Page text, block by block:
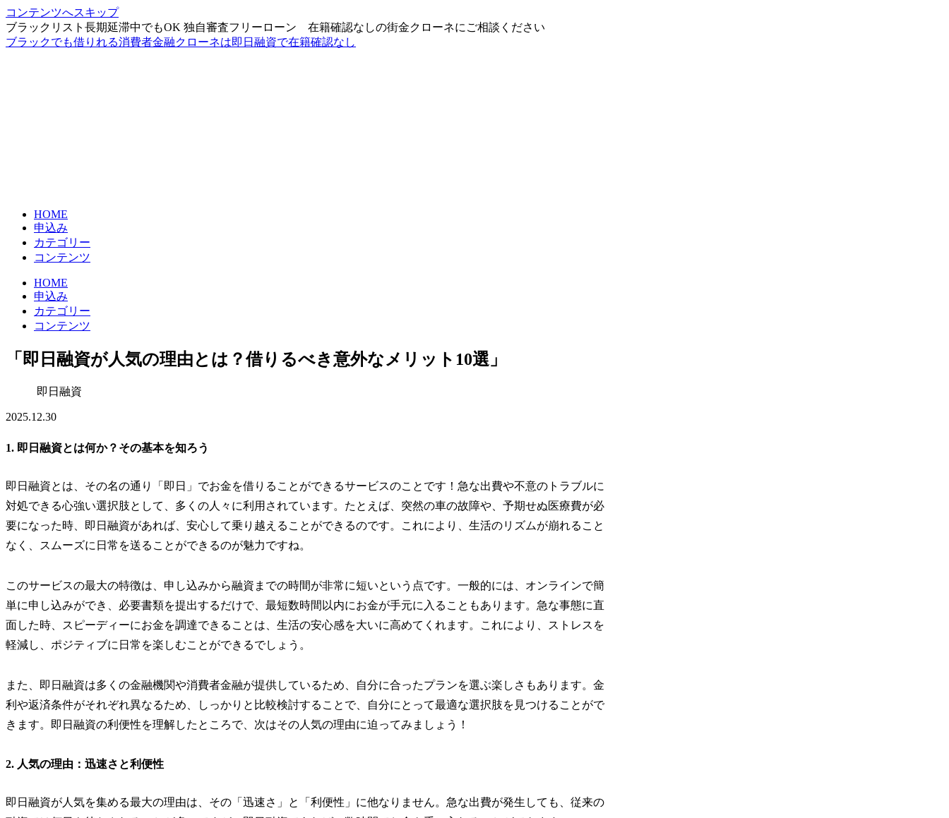
コンテンツへスキップ
ブラックリスト長期延滞中でもOK 独自審査フリーローン 在籍確認なしの街金クローネにご相談ください
ブラックでも借りれる消費者金融クローネは即日融資で在籍確認なし
HOME
申込み
カテゴリー
コンテンツ
HOME
申込み
カテゴリー
コンテンツ
「即日融資が人気の理由とは？借りるべき意外なメリット10選」
即日融資
2025.12.30
1. 即日融資とは何か？その基本を知ろう
即日融資とは、その名の通り「即日」でお金を借りることができるサービスのことです！急な出費や不意のトラブルに
対処できる心強い選択肢として、多くの人々に利用されています。たとえば、突然の車の故障や、予期せぬ医療費が必
要になった時、即日融資があれば、安心して乗り越えることができるのです。これにより、生活のリズムが崩れること
なく、スムーズに日常を送ることができるのが魅力ですね。
このサービスの最大の特徴は、申し込みから融資までの時間が非常に短いという点です。一般的には、オンラインで簡
単に申し込みができ、必要書類を提出するだけで、最短数時間以内にお金が手元に入ることもあります。急な事態に直
面した時、スピーディーにお金を調達できることは、生活の安心感を大いに高めてくれます。これにより、ストレスを
軽減し、ポジティブに日常を楽しむことができるでしょう。
また、即日融資は多くの金融機関や消費者金融が提供しているため、自分に合ったプランを選ぶ楽しさもあります。金
利や返済条件がそれぞれ異なるため、しっかりと比較検討することで、自分にとって最適な選択肢を見つけることがで
きます。即日融資の利便性を理解したところで、次はその人気の理由に迫ってみましょう！
2. 人気の理由：迅速さと利便性
即日融資が人気を集める最大の理由は、その「迅速さ」と「利便性」に他なりません。急な出費が発生しても、従来の